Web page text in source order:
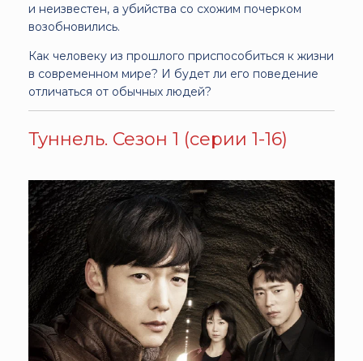
и неизвестен, а убийства со схожим почерком
возобновились.
Как человеку из прошлого приспособиться к жизни
в современном мире? И будет ли его поведение
отличаться от обычных людей?
Туннель. Сезон 1 (серии 1-16)